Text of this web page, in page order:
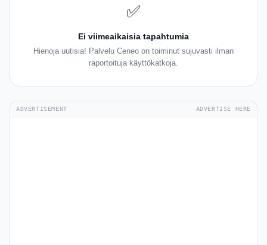
✅
Ei viimeaikaisia tapahtumia
Hienoja uutisia! Palvelu Ceneo on toiminut sujuvasti ilman
raportoituja käyttökatkoja.
ADVERTISEMENT ADVERTISE HERE